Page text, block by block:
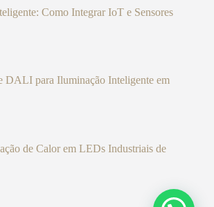
Como Integrar IoT e Sensores
DALI para Iluminação Inteligente em
de Calor em LEDs Industriais de